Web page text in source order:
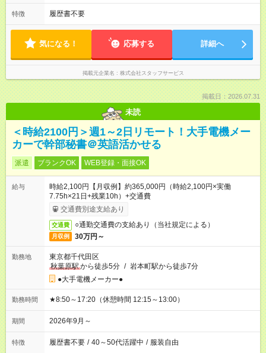
特徴 履歴書不要
気になる！ 応募する 詳細へ
掲載元企業名 株式会社スタッフサービス
掲載日：2026.07.31
未読
＜時給2100円＞週1～2日リモート！大手電機メー
カーで幹部秘書＠英語活かせる
派遣 ブランクOK WEB登録・面接OK
給与
時給2,100円【月収例】約365,000円（時給2,100円×実働
7.75h×21日+残業10h）+交通費
交通費別途支給あり
交通費 ○通勤交通費の支給あり（当社規定による）
月収例 30万円～
勤務地
東京都千代田区
秋葉原駅から徒歩5分 / 岩本町駅から徒歩7分
●大手電機メーカー●
勤務時間 ★8:50～17:20（休憩時間 12:15～13:00）
期間 2026年9月～
特徴 履歴書不要 / 40～50代活躍中 / 服装自由